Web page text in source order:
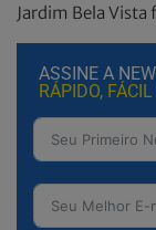
Jardim Bela
ASSINE A
RÁPIDO,